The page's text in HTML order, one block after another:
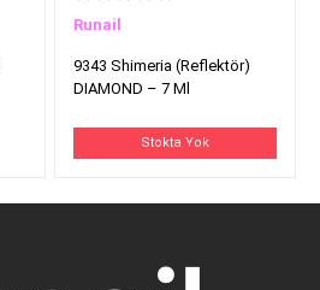
Runail
9343 Shimeria (Reflektör)
DIAMOND – 7 Ml
Stokta Yok